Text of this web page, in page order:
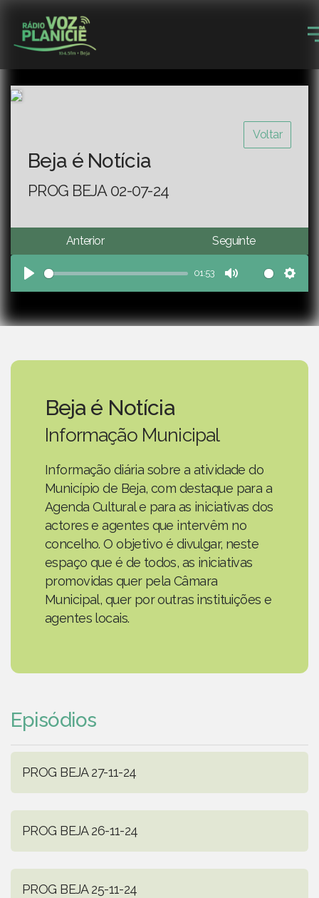
Voltar
Beja é Notícia
PROG BEJA 02-07-24
Anterior Seguinte
Play
01:53
Mute
Beja é Notícia
Informação Municipal
Informação diária sobre a atividade do
Município de Beja, com destaque para a
Agenda Cultural e para as iniciativas dos
actores e agentes que intervêm no
concelho. O objetivo é divulgar, neste
espaço que é de todos, as iniciativas
promovidas quer pela Câmara
Municipal, quer por outras instituições e
agentes locais.
Episódios
PROG BEJA 27-11-24
PROG BEJA 26-11-24
PROG BEJA 25-11-24